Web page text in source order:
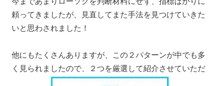
頼ってきましたが、見直してまた手法を見つけていきた
いと思わされました！
他にもたくさんありますが、この２パターンが中でも多
く見られましたので、２つを厳選して紹介させていただ